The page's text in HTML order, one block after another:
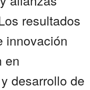
resultados
innovación
en
desarrollo de